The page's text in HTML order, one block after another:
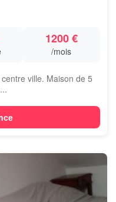
1200 €
/mois
ville. Maison de 5